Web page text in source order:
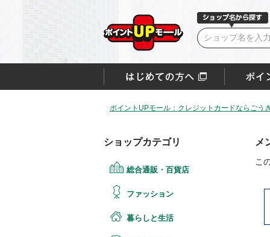
ポイントUPモール：クレジットカードならごう
ショップカテゴリ
総合通販・百貨店
ファッション
暮らしと生活
メ
こ